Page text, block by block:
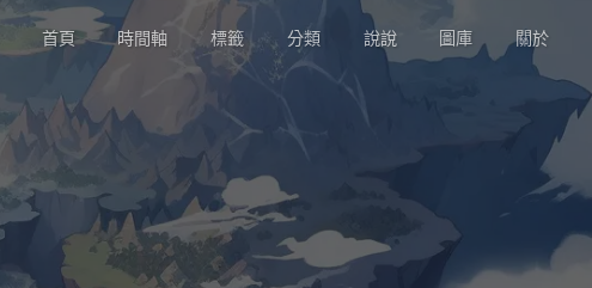
首頁 時間軸 標籤 分類 說說 圖庫 關於